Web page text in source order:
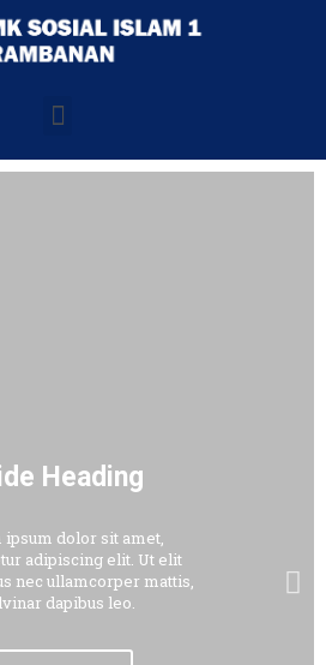
Heading
ipsum dolor sit amet,
adipiscing elit. Ut elit
nec ullamcorper mattis,
dapibus leo.